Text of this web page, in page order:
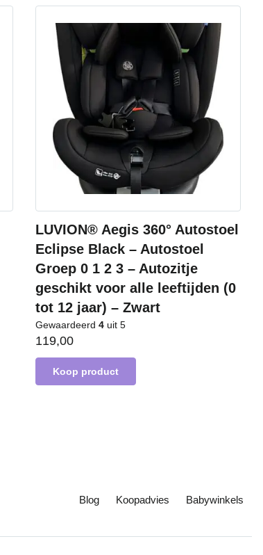
LUVION® Aegis 360° Autostoel
Eclipse Black – Autostoel
Groep 0 1 2 3 – Autozitje
geschikt voor alle leeftijden (0
tot 12 jaar) – Zwart
Gewaardeerd 4 uit 5
119,00
Koop product
Blog Koopadvies Babywinkels